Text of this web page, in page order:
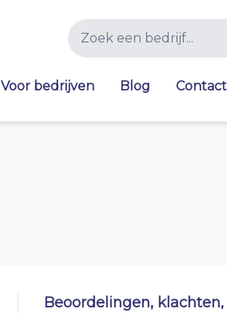
Voor bedrijven Blog Contact
Beoordelingen,